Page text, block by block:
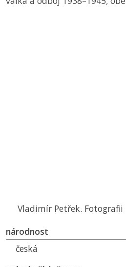
Vladimír Petřek. Fotografii
národnost
česká